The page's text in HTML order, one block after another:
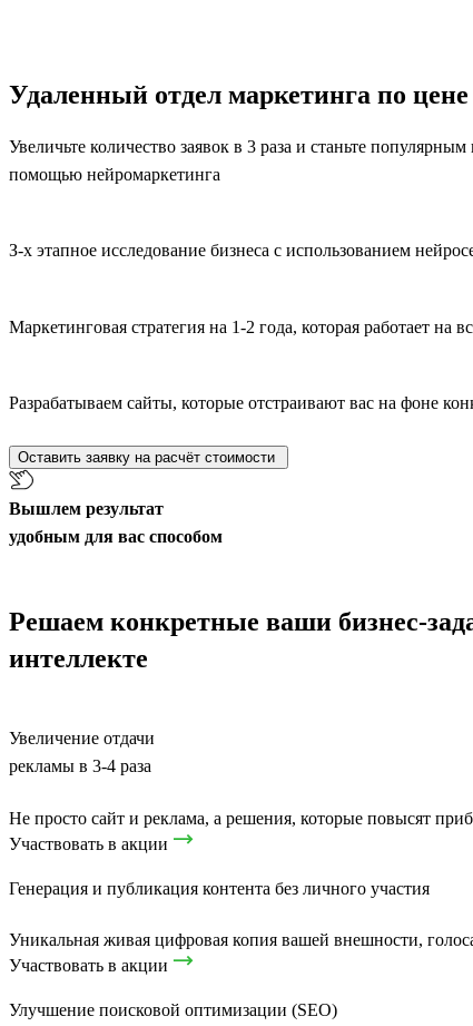
Удаленный отдел маркетинга по
Увеличьте количество заявок в 3 раза и станьте
помощью нейромаркетинга
З-х этапное исследование бизнеса с использованием
Маркетинговая стратегия на 1-2 года, которая работает на
Разрабатываем сайты, которые отстраивают вас на фоне
Оставить заявку на расчёт стоимости
Вышлем результат
удобным для вас способом
Решаем конкретные ваши бизнес-
интеллекте
Увеличение отдачи
рекламы в 3-4 раза
Не просто сайт и реклама, а решения, которые повысят
Участвовать в акции
Генерация и публикация контента без личного участия
Уникальная живая цифровая копия вашей внешности,
Участвовать в акции
Улучшение поисковой оптимизации (SEO)